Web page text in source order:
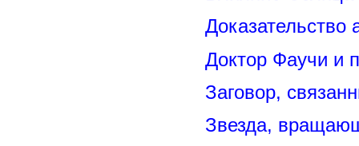
Доказательство
Доктор Фаучи и
Заговор,
Звезда,